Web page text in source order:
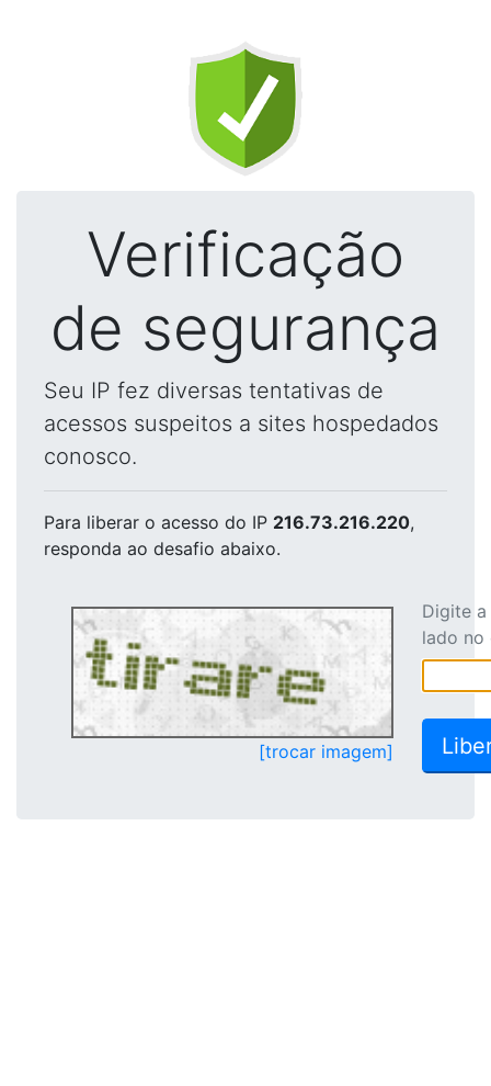
Verificação
de segurança
Seu IP fez diversas tentativas de
acessos suspeitos a sites hospedados
conosco.
Para liberar o acesso do IP 216.73.216.220,
responda ao desafio abaixo.
[trocar imagem]
Digite
lado no